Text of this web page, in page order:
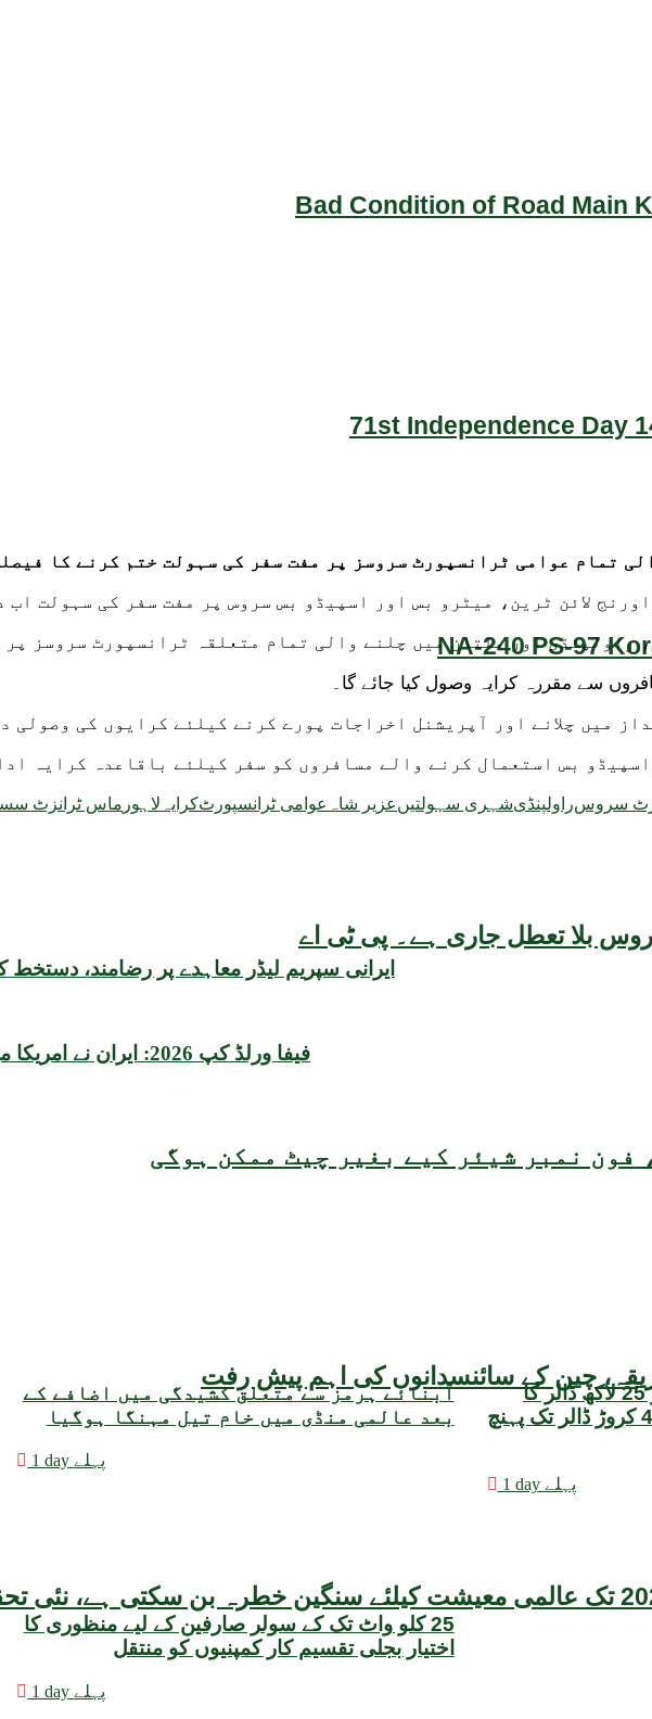
Bad Condition of Road Main
71st Independence Day
NA-240 PS-97
بلا تعطل جاری ہے۔ پی ٹی اے
فون نمبر شیئر کیے بغیر چیٹ ممکن ہوگی
طریقہ، چین کے سائنسدانوں کی اہم پیش رفت
تمام عوامی ٹرانسپورٹ سروسز پر مفت سفر کی سہولت ختم کرنے کا
لائن ٹرین، میٹرو بس اور اسپیڈو بس سروس پر مفت سفر کی سہولت اب
راولپنڈی اور ملتان میں چلنے والی تمام متعلقہ ٹرانسپورٹ سروسز
سے مقررہ کرایہ وصول کیا جائے گا۔
میں چلانے اور آپریشنل اخراجات پورے کرنے کیلئے کرایوں کی وصولی
بس استعمال کرنے والے مسافروں کو سفر کیلئے باقاعدہ کرایہ
سروسراولپنڈیشہری سہولتیںعزیر شاہ عوامی ٹرانسپورٹکرایہ لاہور ماس ٹرانزٹ
ایرانی سپریم لیڈر معاہدے پر رضامند،
فیفا ورلڈ کپ 2026: ایران نے امریکا میں میچز کھیلنے کیلئے نئی شرط عائد کر دی
ملکی زرمبادلہ ذخائر میں 3 کروڑ 25 لاکھ ڈالر کا
اضافہ، مجموعی حجم 22 ارب 47 کروڑ ڈالر تک پہنچ
1 day پہلے
آبنائے ہرمز سے متعلق کشیدگی میں اضافے کے
بعد عالمی منڈی میں خام تیل مہنگا ہوگیا
1 day پہلے
25 کلو واٹ تک کے سولر صارفین کے لیے منظوری کا
اختیار بجلی تقسیم کار کمپنیوں کو منتقل
1 day پہلے